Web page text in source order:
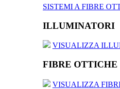
SISTEMI A FIBRE
ILLUMINATORI
VISUALIZZA
FIBRE OTTICHE
VISUALIZZA